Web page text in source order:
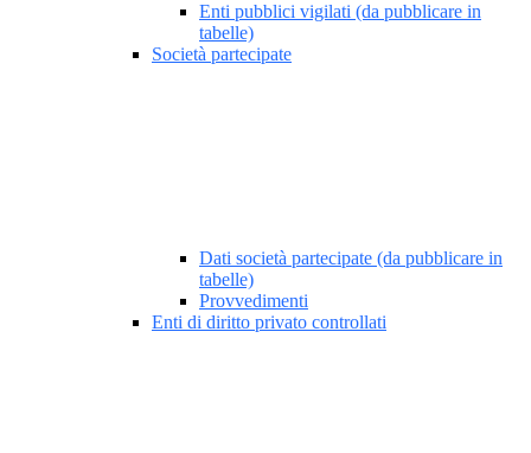
Enti pubblici vigilati (da pubblicare in
tabelle)
Società partecipate
Dati società partecipate (da pubblicare in
tabelle)
Provvedimenti
Enti di diritto privato controllati